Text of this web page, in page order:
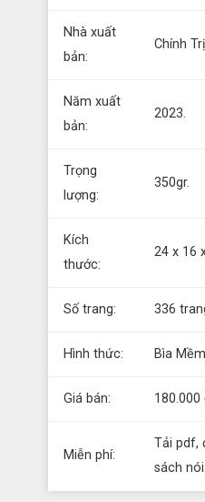
Nhà xuất
bản:
Chính
Năm xuất
bản:
2023.
Trọng
lượng:
350gr.
Kích
thước:
24 x 16
Số trang: 336
Hình thức: Bìa
Giá bán: 180.000
Miễn phí:
Tải pdf,
sách nói.